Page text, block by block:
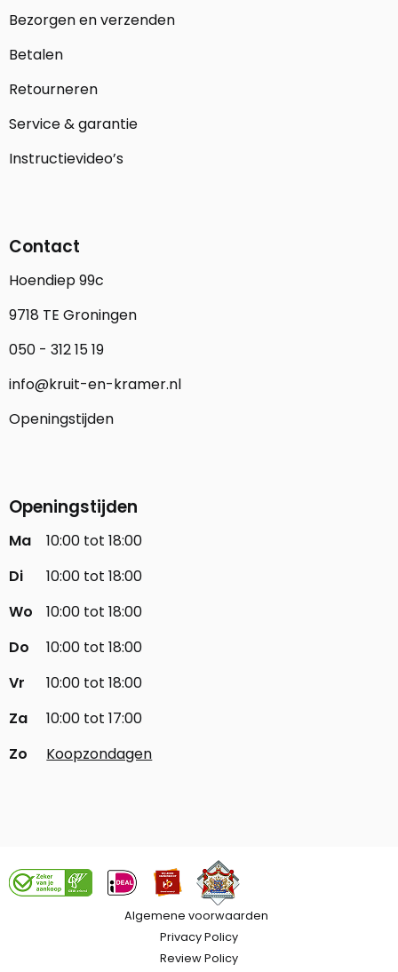
Bezorgen en verzenden
Betalen
Retourneren
Service & garantie
Instructievideo’s
Contact
Hoendiep 99c
9718 TE Groningen
050 - 312 15 19
info@kruit-en-kramer.nl
Openingstijden
Openingstijden
Ma
10:00 tot 18:00
Di
10:00 tot 18:00
Wo
10:00 tot 18:00
Do
10:00 tot 18:00
Vr
10:00 tot 18:00
Za
10:00 tot 17:00
Zo
Koopzondagen
Algemene voorwaarden
Privacy Policy
Review Policy